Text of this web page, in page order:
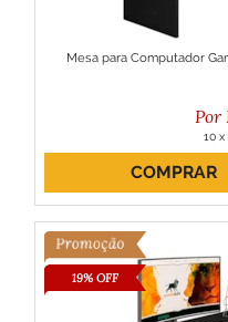
Mesa para Computador
10 x
ou R$
COMPRAR
19% OFF